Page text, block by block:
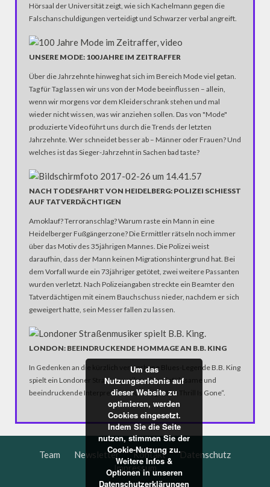
Hörsaal der Universität zeigt, wie sich Kachelmann gegen die
Falschanschuldigungen verteidigt und Schwarzer verbal angreift.
UNSERE MODE: 100 JAHRE IM ZEITRAFFER
Über die Jahrzehnte hinweg hat sich im Bereich Mode viel getan.
Tag für Tag lassen wir uns von der Mode beeinflussen – allein,
wenn wir morgens vor dem Kleiderschrank stehen und mal
wieder nicht wissen, was wir anziehen sollen. Das von "Mode"
produzierte Video führt uns durch die Trends der letzten
Jahrzehnte. Wer schneidet besser ab – Männer oder Frauen? Und
welches ist das Sieger-Jahrzehnt in Sachen bad taste?
NACH TODESFAHRT VON HEIDELBERG: POLIZEI SCHIESST A
UF TATVERDÄCHTIGEN
Amoklauf? Terroranschlag? Warum raste ein Mann in eine
Heidelberger Fußgängerzone? Die Ermittler rätseln noch immer
über das Motiv des 35jährigen Mannes. Die Polizei weist
daraufhin, dass der Mann keinen Migrationshintergrund hat. Bei
dem Vorfall wurde ein 73jähriger getötet, zwei weitere Passanten
wurden verletzt. Nach Polizeiangaben streckte ein Beamter den
Tatverdächtigen mit einem Bauchschuss nieder, nachdem er sich
geweigert hatte, sein Messer fallen zu lassen.
LONDON: BEEINDRUCKENDE HOMMAGE AN B.B. KING
In Gedenken an die kürzlich verstorbene Blues-Legende B.B. King
spielt ein Londoner Straßenmusiker eine einfühlsame und
beeindruckende Interpretation von Kings „The Thrill Is Gone“.
Team Newsletter Kontakt
Datenschutz
Impressum
Um das
Nutzungserlebnis auf
dieser Website zu
optimieren, werden
Cookies eingesetzt.
Indem Sie die Seite
nutzen, stimmen Sie der
Cookie-Nutzung zu.
Weitere Infos &
Optionen in unseren
Datenschutzerklärungen